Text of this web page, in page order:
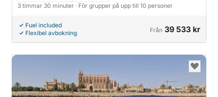
3 timmar 30 minuter · För grupper på upp till 10 personer
Fuel included
Flexibel avbokning
Från 39 533 kr